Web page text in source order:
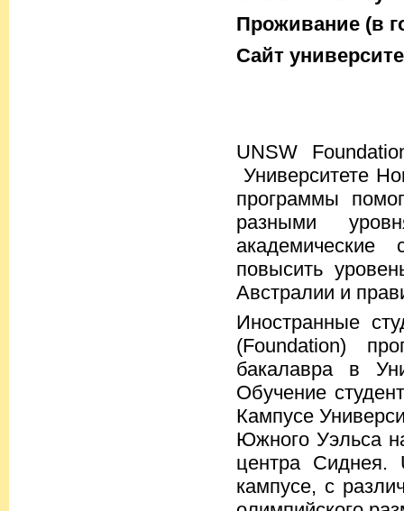
Проживание (в
Cайт
UNSW
Университете
программы
разными
академические
повысить
Австралии и
Иностранные
(Foundation)
бакалавра в
Обучение
Кампусе
Южного Уэльса
центра Сиднея.
кампусе, с